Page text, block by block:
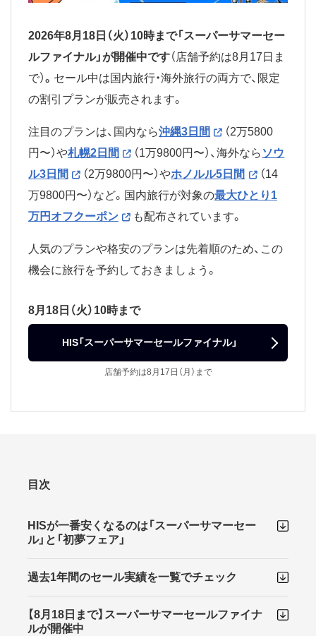
2026年8月18日（火）10時まで「スーパーサマーセー
ルファイナル」が開催中です（店舗予約は8月17日ま
で）。 セール中は国内旅行・海外旅行の両方で、限定
の割引プランが販売されます。
注目のプランは、国内なら沖縄3日間
（2万5800
円〜）や札幌2日間 （1万9800円〜）、海外なら ソウ
ル3日間
（2万9800円〜）やホノルル5日間
（14
万9800円〜）など。国内旅行が対象の最大ひとり1
万円オフクーポン
も配布されています。
人気のプランや格安のプランは先着順のため、この
機会に旅行を予約しておきましょう。
8月18日（火）10時まで
HIS「スーパーサマーセールファイナル」
店舗予約は8月17日（月）まで
目次
HISが一番安くなるのは「スーパーサマーセー
ル」と「初夢フェア」
過去1年間のセール実績を一覧でチェック
【8月18日まで】スーパーサマーセールファイナ
ルが開催中